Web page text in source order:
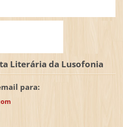
Literária da Lusofonia
para: